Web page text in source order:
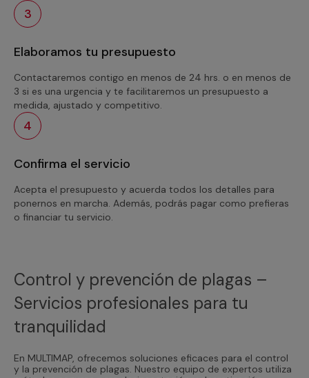
3
Elaboramos tu presupuesto
Contactaremos contigo en menos de 24 hrs. o en menos de
3 si es una urgencia y te facilitaremos un presupuesto a
medida, ajustado y competitivo.
4
Confirma el servicio
Acepta el presupuesto y acuerda todos los detalles para
ponernos en marcha. Además, podrás pagar como prefieras
o financiar tu servicio.
Control y prevención de plagas –
Servicios profesionales para tu
tranquilidad
En MULTIMAP, ofrecemos soluciones eficaces para el control
y la prevención de plagas. Nuestro equipo de expertos utiliza